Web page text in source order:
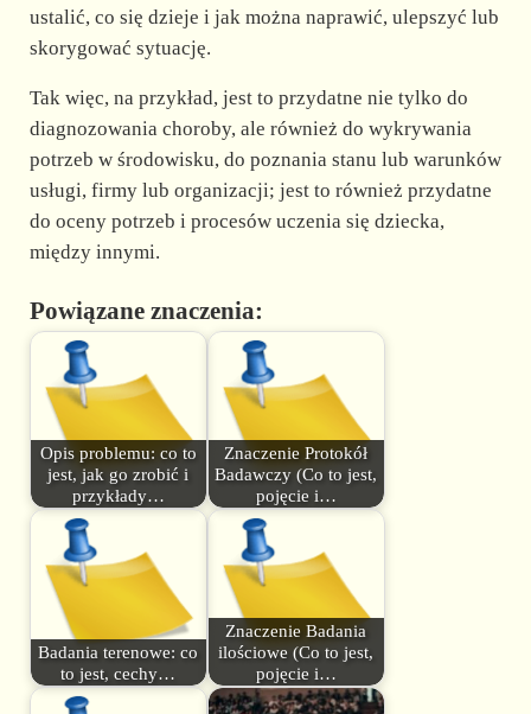
ustalić, co się dzieje i jak można naprawić, ulepszyć lub
skorygować sytuację.
Tak więc, na przykład, jest to przydatne nie tylko do
diagnozowania choroby, ale również do wykrywania
potrzeb w środowisku, do poznania stanu lub warunków
usługi, firmy lub organizacji; jest to również przydatne
do oceny potrzeb i procesów uczenia się dziecka,
między innymi.
Powiązane znaczenia:
Opis problemu: co to
jest, jak go zrobić i
przykłady…
Znaczenie Protokół
Badawczy (Co to jest,
pojęcie i…
Badania terenowe: co
to jest, cechy…
Znaczenie Badania
ilościowe (Co to jest,
pojęcie i…